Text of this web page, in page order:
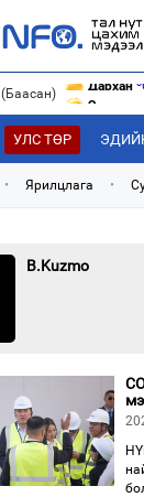
(Баасан) Эрдэнэт
Дархан
УЛС ТӨР
• Ярилцлага •
B.Kuzmo